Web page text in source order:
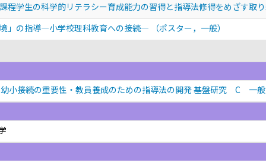
程学生の科学的リテラシー育成能力の習得と指導法修得をめざす取
」の指導―小学校理科教育への接続―
（ポスター，一般）
小接続の重要性・教員養成のための指導法の開発 基盤研究 C 一般